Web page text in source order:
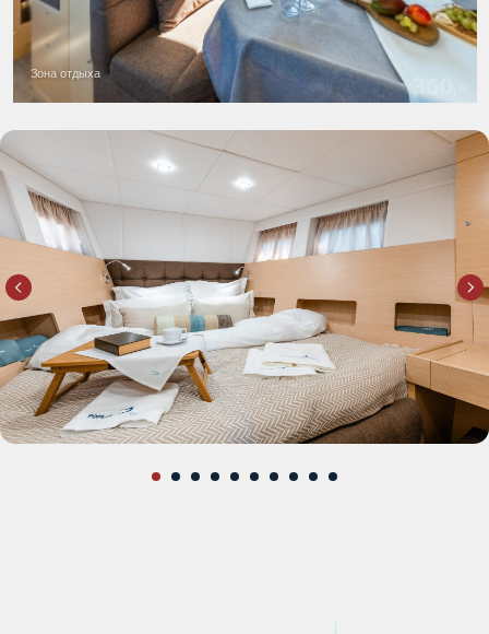
ВИДЕОБЗОР ЯХТЫ
на которой Вам предстоит
отправиться в увлекательное
путешествие